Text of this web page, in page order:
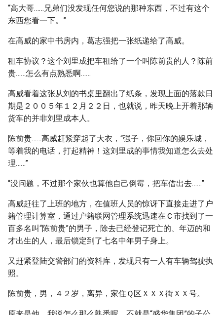
“高大哥……兄弟们没发现任何您说的那种东西，不过有这个
东西您看一下。”
在高威的家中书房内，葛志强把一张纸递给了高威。
租车协议？这个刘里成把车租给了一个叫陈前贵的人？陈前
贵……怎么有点熟悉啊……
高威看着这张从刘的书桌里翻出了纸条，发现上面的落款日
期是２００５年１２月２２日，也就说，昨天晚上开着那辆
货车的并非刘里成本人。
陈前贵……高威赶紧穿起了大衣，“强子，你回你的娱乐城，
等着我的电话，打起精神！这刘里成的事情我知道怎么去处
理……”
“没问题，不过那个家伙也算他自己倒霉，把车借出去……”
高威赶往了上班的地方，在值班人员的惊讶下直接走进了户
籍管理计算室，通过户籍联网管理系统迅速在Ｃ市找到了一
百多名叫“陈前贵”的男子，除去已经登记死亡的、年迈的和
才出生的人，最后锁定到了七名中年男子身上。
又赶紧登陆交警部门的资料库，发现只有一人有车辆驾驶执
照。
陈前贵，男，４２岁，离异，家住Ｑ区ＸＸＸ街ＸＸ号。